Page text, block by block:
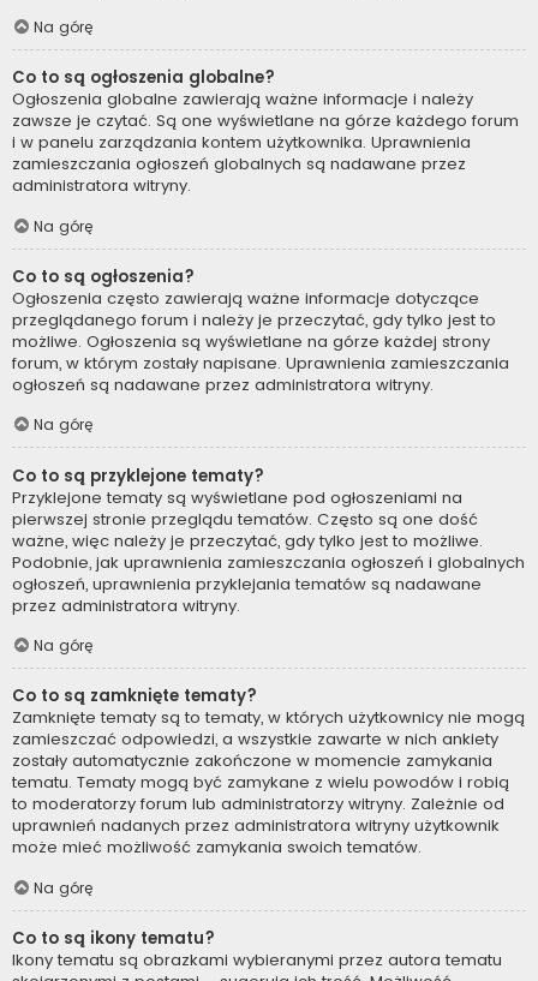
Na górę
Co to są ogłoszenia globalne?
Ogłoszenia globalne zawierają ważne informacje i należy
zawsze je czytać. Są one wyświetlane na górze każdego forum
i w panelu zarządzania kontem użytkownika. Uprawnienia
zamieszczania ogłoszeń globalnych są nadawane przez
administratora witryny.
Na górę
Co to są ogłoszenia?
Ogłoszenia często zawierają ważne informacje dotyczące
przeglądanego forum i należy je przeczytać, gdy tylko jest to
możliwe. Ogłoszenia są wyświetlane na górze każdej strony
forum, w którym zostały napisane. Uprawnienia zamieszczania
ogłoszeń są nadawane przez administratora witryny.
Na górę
Co to są przyklejone tematy?
Przyklejone tematy są wyświetlane pod ogłoszeniami na
pierwszej stronie przeglądu tematów. Często są one dość
ważne, więc należy je przeczytać, gdy tylko jest to możliwe.
Podobnie, jak uprawnienia zamieszczania ogłoszeń i globalnych
ogłoszeń, uprawnienia przyklejania tematów są nadawane
przez administratora witryny.
Na górę
Co to są zamknięte tematy?
Zamknięte tematy są to tematy, w których użytkownicy nie mogą
zamieszczać odpowiedzi, a wszystkie zawarte w nich ankiety
zostały automatycznie zakończone w momencie zamykania
tematu. Tematy mogą być zamykane z wielu powodów i robią
to moderatorzy forum lub administratorzy witryny. Zależnie od
uprawnień nadanych przez administratora witryny użytkownik
może mieć możliwość zamykania swoich tematów.
Na górę
Co to są ikony tematu?
Ikony tematu są obrazkami wybieranymi przez autora tematu